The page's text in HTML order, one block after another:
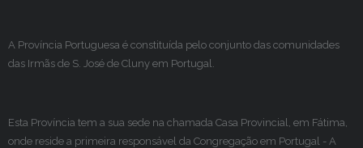
A Província Portuguesa é constituída pelo conjunto das comunidades
das Irmãs de S. José de Cluny em Portugal.
Esta Província tem a sua sede na chamada Casa Provincial, em Fátima,
onde reside a primeira responsável da Congregação em Portugal - A